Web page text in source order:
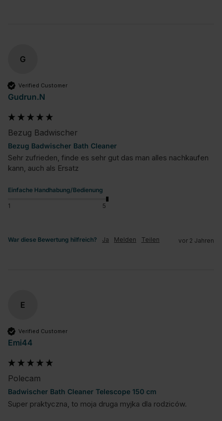
G
Verified Customer
Gudrun.N
Bezug Badwischer
Bezug Badwischer Bath Cleaner
Sehr zufrieden, finde es sehr gut das man alles nachkaufen
kann, auch als Ersatz
Einfache Handhabung/Bedienung
1 5
War diese Bewertung hilfreich? Ja Melden Teilen vor 2 Jahren
E
Verified Customer
Emi44
Polecam
Badwischer Bath Cleaner Telescope 150 cm
Super praktyczna, to moja druga myjka dla rodziców.